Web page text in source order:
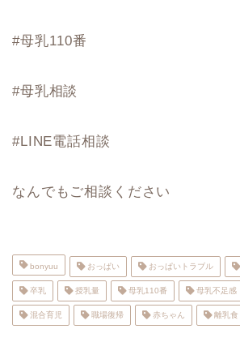
#母乳110番
#母乳相談
#LINE電話相談
なんでもご相談ください
bonyuu おっぱい おっぱいトラブル
卒乳 授乳量 母乳110番 母乳不足感
混合育児 職場復帰 赤ちゃん 離乳食